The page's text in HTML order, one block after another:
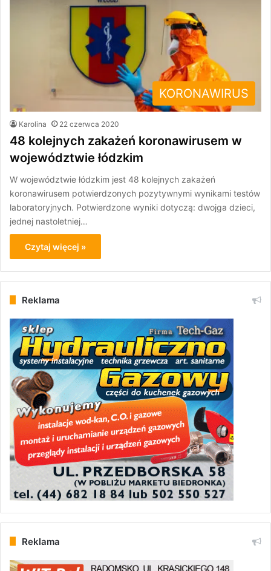
KORONAWIRUS
Karolina 22 czerwca 2020
48 kolejnych zakażeń koronawirusem w
województwie łódzkim
W województwie łódzkim jest 48 kolejnych zakażeń
koronawirusem potwierdzonych pozytywnymi wynikami testów
laboratoryjnych. Potwierdzone wyniki dotyczą: dwojga dzieci,
jednej nastoletniej…
Czytaj więcej »
Reklama
Reklama